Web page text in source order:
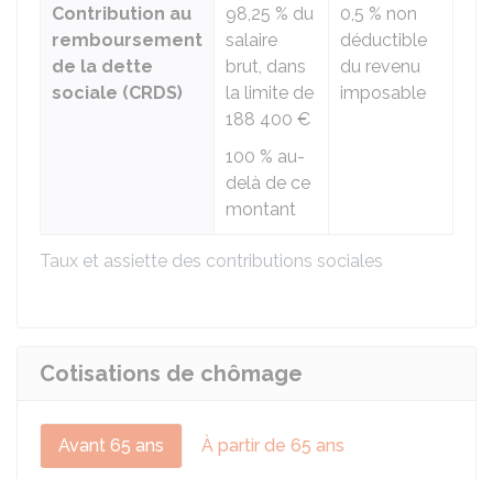
Taux et assiette des contributions sociales
Contribution au
remboursement
de la dette
sociale (CRDS)
98,25 % du
salaire
brut, dans
la limite de
188 400 €
100 % au-
delà de ce
montant
0,5 % non
déductible
du revenu
imposable
Cotisations de chômage
Avant 65 ans À partir de 65 ans